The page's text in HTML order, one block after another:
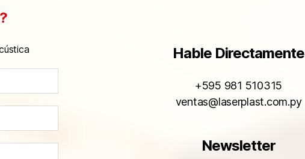
Hable Directamente
+595 981 510315
ventas@laserplast.com.py
Newsletter